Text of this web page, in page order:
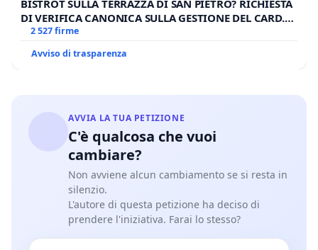
BISTROT SULLA TERRAZZA DI SAN PIETRO? RICHIESTA
DI VERIFICA CANONICA SULLA GESTIONE DEL CARD.
GAMBETTI
2 527 firme
Avviso di trasparenza
AVVIA LA TUA PETIZIONE
C'è qualcosa che vuoi
cambiare?
Non avviene alcun cambiamento se si resta in
silenzio.
L'autore di questa petizione ha deciso di
prendere l'iniziativa. Farai lo stesso?